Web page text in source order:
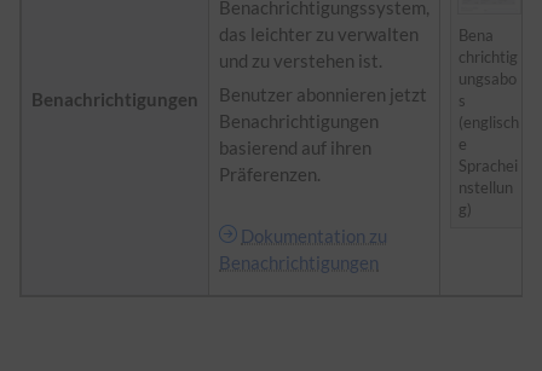
Benachrichtigungen
Benachrichtigungssystem,
das leichter zu verwalten
und zu verstehen ist.
Benutzer abonnieren jetzt
Benachrichtigungen
basierend auf ihren
Präferenzen.
Dokumentation zu
Benachrichtigungen
Bena
chrichtig
ungsabo
s
(englisch
e
Sprachei
nstellun
g)